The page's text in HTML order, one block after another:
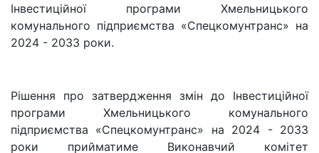
Інвестиційної програми Хмельницького
комунального підприємства «Спецкомунтранс» на
2024 - 2033 роки.
Рішення про затвердження змін до Інвестиційної
програми Хмельницького комунального
підприємства «Спецкомунтранс» на 2024 - 2033
роки прийматиме Виконавчий комітет